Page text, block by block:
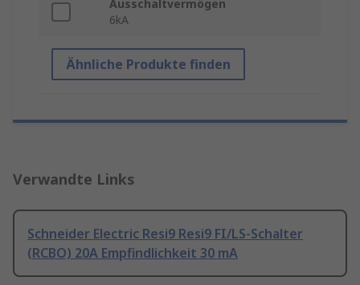
Ausschaltvermögen
6kA
Ähnliche Produkte finden
Verwandte Links
Schneider Electric Resi9 Resi9 FI/LS-Schalter
(RCBO) 20A Empfindlichkeit 30 mA